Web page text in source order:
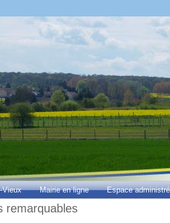
Vieux Mairie en ligne Espace
remarquables